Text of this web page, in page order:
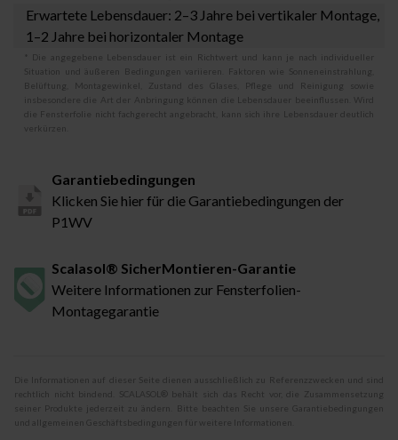
Erwartete Lebensdauer: 2–3 Jahre bei vertikaler Montage,
1–2 Jahre bei horizontaler Montage
* Die angegebene Lebensdauer ist ein Richtwert und kann je nach individueller
Situation und äußeren Bedingungen variieren. Faktoren wie Sonneneinstrahlung,
Belüftung, Montagewinkel, Zustand des Glases, Pflege und Reinigung sowie
insbesondere die Art der Anbringung können die Lebensdauer beeinflussen. Wird
die Fensterfolie nicht fachgerecht angebracht, kann sich ihre Lebensdauer deutlich
verkürzen.
Garantiebedingungen
Klicken Sie hier für die Garantiebedingungen der
P1WV
Scalasol® SicherMontieren-Garantie
Weitere Informationen zur Fensterfolien-
Montagegarantie
Die Informationen auf dieser Seite dienen ausschließlich zu Referenzzwecken und sind
rechtlich nicht bindend. SCALASOL® behält sich das Recht vor, die Zusammensetzung
seiner Produkte jederzeit zu ändern. Bitte beachten Sie unsere Garantiebedingungen
und allgemeinen Geschäftsbedingungen für weitere Informationen.